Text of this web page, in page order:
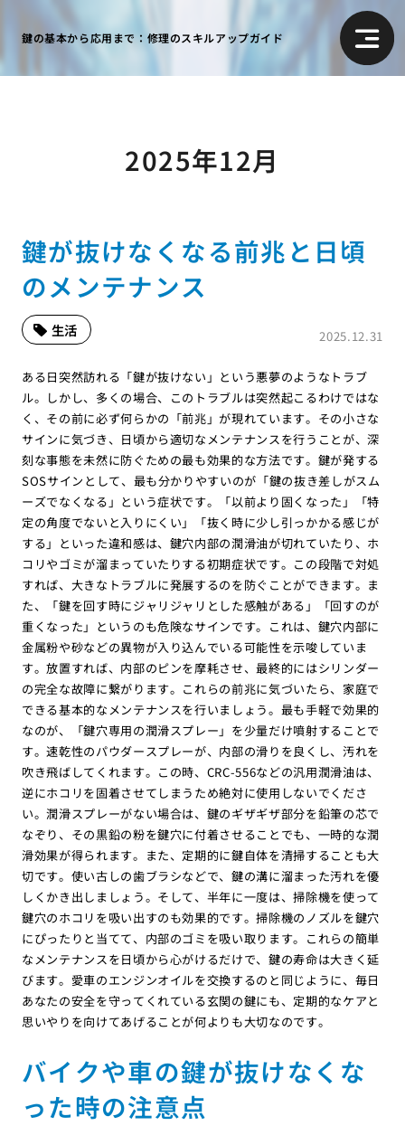
鍵の基本から応用まで：修理のスキルアップガイド
2025年12月
鍵が抜けなくなる前兆と日頃
のメンテナンス
2025.12.31
生活
ある日突然訪れる「鍵が抜けない」という悪夢のようなトラブ
ル。しかし、多くの場合、このトラブルは突然起こるわけではな
く、その前に必ず何らかの「前兆」が現れています。その小さな
サインに気づき、日頃から適切なメンテナンスを行うことが、深
刻な事態を未然に防ぐための最も効果的な方法です。鍵が発する
SOSサインとして、最も分かりやすいのが「鍵の抜き差しがスム
ーズでなくなる」という症状です。「以前より固くなった」「特
定の角度でないと入りにくい」「抜く時に少し引っかかる感じが
する」といった違和感は、鍵穴内部の潤滑油が切れていたり、ホ
コリやゴミが溜まっていたりする初期症状です。この段階で対処
すれば、大きなトラブルに発展するのを防ぐことができます。ま
た、「鍵を回す時にジャリジャリとした感触がある」「回すのが
重くなった」というのも危険なサインです。これは、鍵穴内部に
金属粉や砂などの異物が入り込んでいる可能性を示唆していま
す。放置すれば、内部のピンを摩耗させ、最終的にはシリンダー
の完全な故障に繋がります。これらの前兆に気づいたら、家庭で
できる基本的なメンテナンスを行いましょう。最も手軽で効果的
なのが、「鍵穴専用の潤滑スプレー」を少量だけ噴射することで
す。速乾性のパウダースプレーが、内部の滑りを良くし、汚れを
吹き飛ばしてくれます。この時、CRC-556などの汎用潤滑油は、
逆にホコリを固着させてしまうため絶対に使用しないでくださ
い。潤滑スプレーがない場合は、鍵のギザギザ部分を鉛筆の芯で
なぞり、その黒鉛の粉を鍵穴に付着させることでも、一時的な潤
滑効果が得られます。また、定期的に鍵自体を清掃することも大
切です。使い古しの歯ブラシなどで、鍵の溝に溜まった汚れを優
しくかき出しましょう。そして、半年に一度は、掃除機を使って
鍵穴のホコリを吸い出すのも効果的です。掃除機のノズルを鍵穴
にぴったりと当てて、内部のゴミを吸い取ります。これらの簡単
なメンテナンスを日頃から心がけるだけで、鍵の寿命は大きく延
びます。愛車のエンジンオイルを交換するのと同じように、毎日
あなたの安全を守ってくれている玄関の鍵にも、定期的なケアと
思いやりを向けてあげることが何よりも大切なのです。
バイクや車の鍵が抜けなくな
った時の注意点